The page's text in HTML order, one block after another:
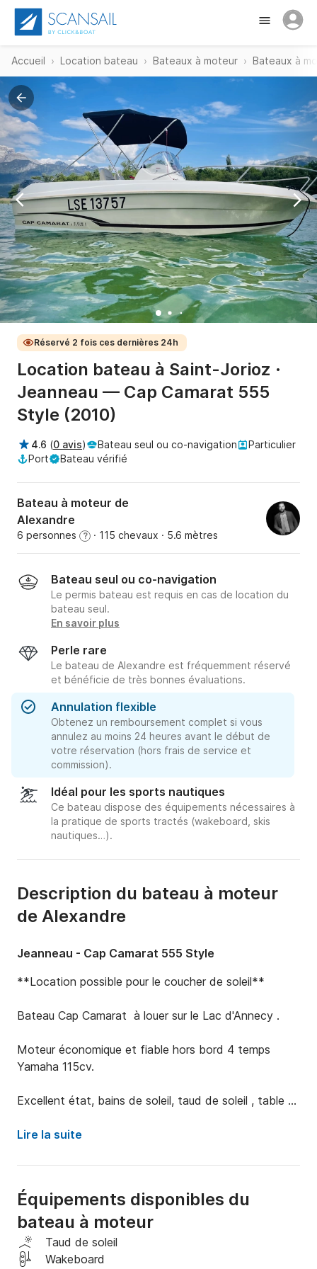
Accueil Location bateau Bateaux à moteur Bateaux à
Réservé 2 fois ces dernières 24h
Location bateau à Saint-Jorioz ·
Jeanneau — Cap Camarat 555
Style (2010)
4.6 (0 avis) Bateau seul ou co-navigation
Particulier
Port
Bateau vérifié
Bateau à moteur de
Alexandre
6 personnes ? · 115 chevaux · 5.6 mètres
Bateau seul ou co-navigation
Le permis bateau est requis en cas de location du
bateau seul.
En savoir plus
Perle rare
Le bateau de Alexandre est fréquemment réservé
et bénéficie de très bonnes évaluations.
Annulation flexible
Obtenez un remboursement complet si vous
annulez au moins 24 heures avant le début de
votre réservation (hors frais de service et
commission).
Idéal pour les sports nautiques
Ce bateau dispose des équipements nécessaires à
la pratique de sports tractés (wakeboard, skis
nautiques…).
Description du bateau à moteur
de Alexandre
Jeanneau - Cap Camarat 555 Style
**Location possible pour le coucher de soleil**
Bateau Cap Camarat  à louer sur le Lac d'Annecy .
Moteur économique et fiable hors bord 4 temps
Yamaha 115cv.
Excellent état, bains de soleil, taud de soleil , table et
Possibilité de location d'un wakeboard et wakeskate
en sus.
Possibilité d'un à compagnateur.
Lire la suite
Équipements disponibles du
bateau à moteur
Taud de soleil
Wakeboard